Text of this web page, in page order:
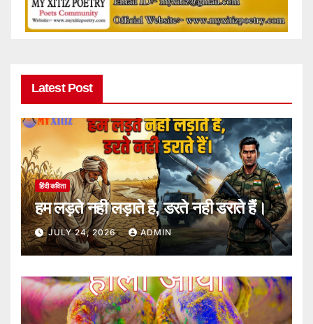
Latest Post
हिंदी कविता
हम लड़ते नही लड़ाते है, डरते नही डराते हैं।
JULY 24, 2026 ADMIN